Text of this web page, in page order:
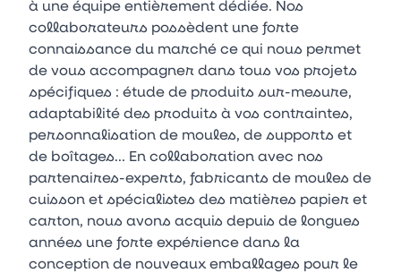
à une équipe entièrement dédiée. Nos
collaborateurs possèdent une forte
connaissance du marché ce qui nous permet
de vous accompagner dans tous vos projets
spécifiques : étude de produits sur-mesure,
adaptabilité des produits à vos contraintes,
personnalisation de moules, de supports et
de boîtages... En collaboration avec nos
partenaires-experts, fabricants de moules de
cuisson et spécialistes des matières papier et
carton, nous avons acquis depuis de longues
années une forte expérience dans la
conception de nouveaux emballages pour le